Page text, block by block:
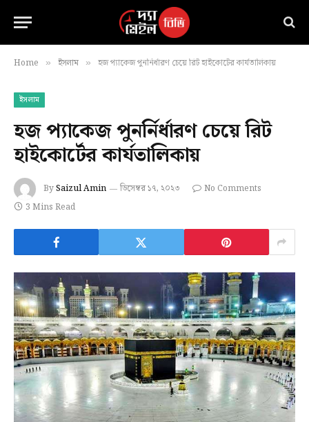
Home » ইসলাম » হজ প্যাকেজ পুনর্নির্ধারণ চেয়ে রিট হাইকোর্টের কার্যতালিকায়
ইসলাম
হজ প্যাকেজ পুনর্নির্ধারণ চেয়ে রিট
হাইকোর্টের কার্যতালিকায়
BySaizul Amin ডিসেম্বর ১৭, ২০২৩
No Comments
3 Mins Read